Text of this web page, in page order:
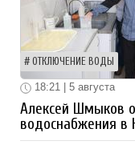
ОТКЛЮЧЕНИЕ ВОДЫ
18:21 | 5 августа
Алексей Шмыков
водоснабжения в